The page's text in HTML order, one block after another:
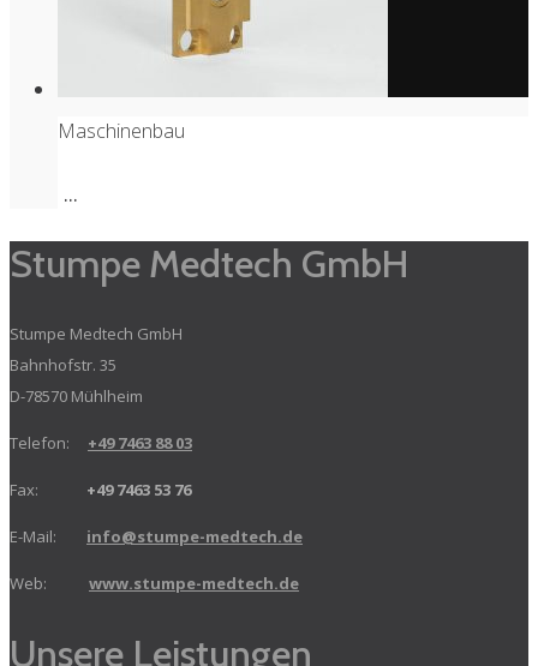
Maschinenbau
...
Stumpe Medtech GmbH
Stumpe Medtech GmbH
Bahnhofstr. 35
D-78570 Mühlheim
Telefon: +49 7463 88 03
Fax: +49 7463 53 76
E-Mail: info@stumpe-medtech.de
Web: www.stumpe-medtech.de
Unsere Leistungen